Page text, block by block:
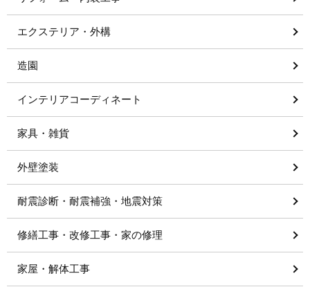
エクステリア・外構
造園
インテリアコーディネート
家具・雑貨
外壁塗装
耐震診断・耐震補強・地震対策
修繕工事・改修工事・家の修理
家屋・解体工事